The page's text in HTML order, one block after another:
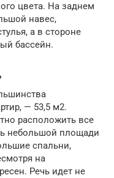
цвета. На заднем
навес,
а в стороне
бассейн.
— 53,5 м2.
расположить все
небольшой площади
спальни,
на
Речь идет не